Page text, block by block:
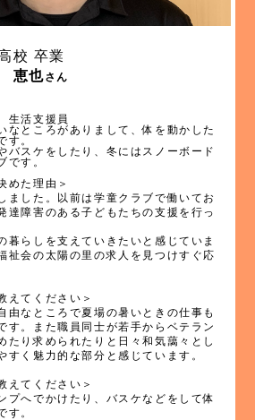
校 卒業
恵也さん
生活支援員
ところがありまして、体を動かした
す。
スケをしたり、冬にはスノーボード
です。
めた理由＞
ました。以前は学童クラブで働いてお
達障害のある子どもたちの支援を行っ
暮らしを支えていきたいと感じていま
祉会の太陽の里の求人を見つけすぐ応
えてください＞
由なところで夏場の暑いときの仕事も
す。また職員同士が若手からベテラン
たり求められたりと日々和気藹々とし
すく魅力的な部分と感じています。
えてください＞
プへでかけたり、バスケなどをして体
す。